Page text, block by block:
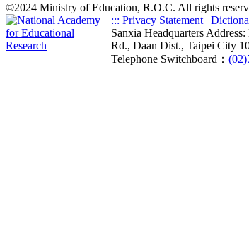
©2024 Ministry of Education, R.O.C. All rights
::: Privacy Statement |
Sanxia Headquarters
Rd., Daan Dist., Taipei City
Telephone Switchboard：